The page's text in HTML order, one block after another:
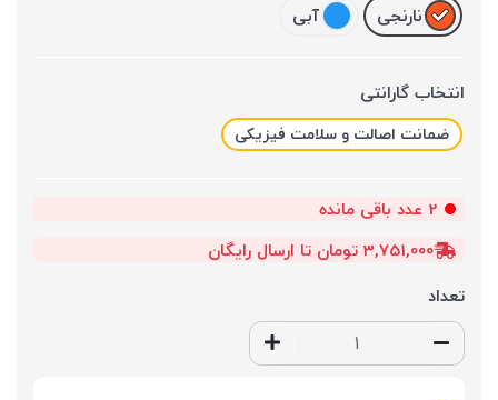
نارنجی
آبی
انتخاب گارانتی
ضمانت اصالت و سلامت فیزیکی
2 عدد باقی مانده
3,751,000 تومان تا ارسال رایگان
تعداد